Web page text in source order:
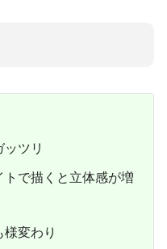
ツリ
で描くと立体感が増
変わり